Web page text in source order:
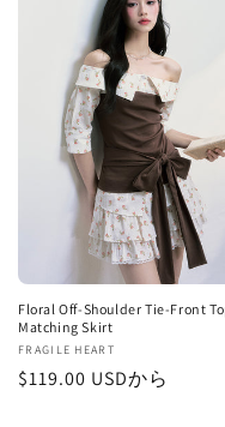
Floral Off-Shoulder Tie-Front
Matching Skirt
販
売
FRAGILE HEART
通
$119.00 USDから